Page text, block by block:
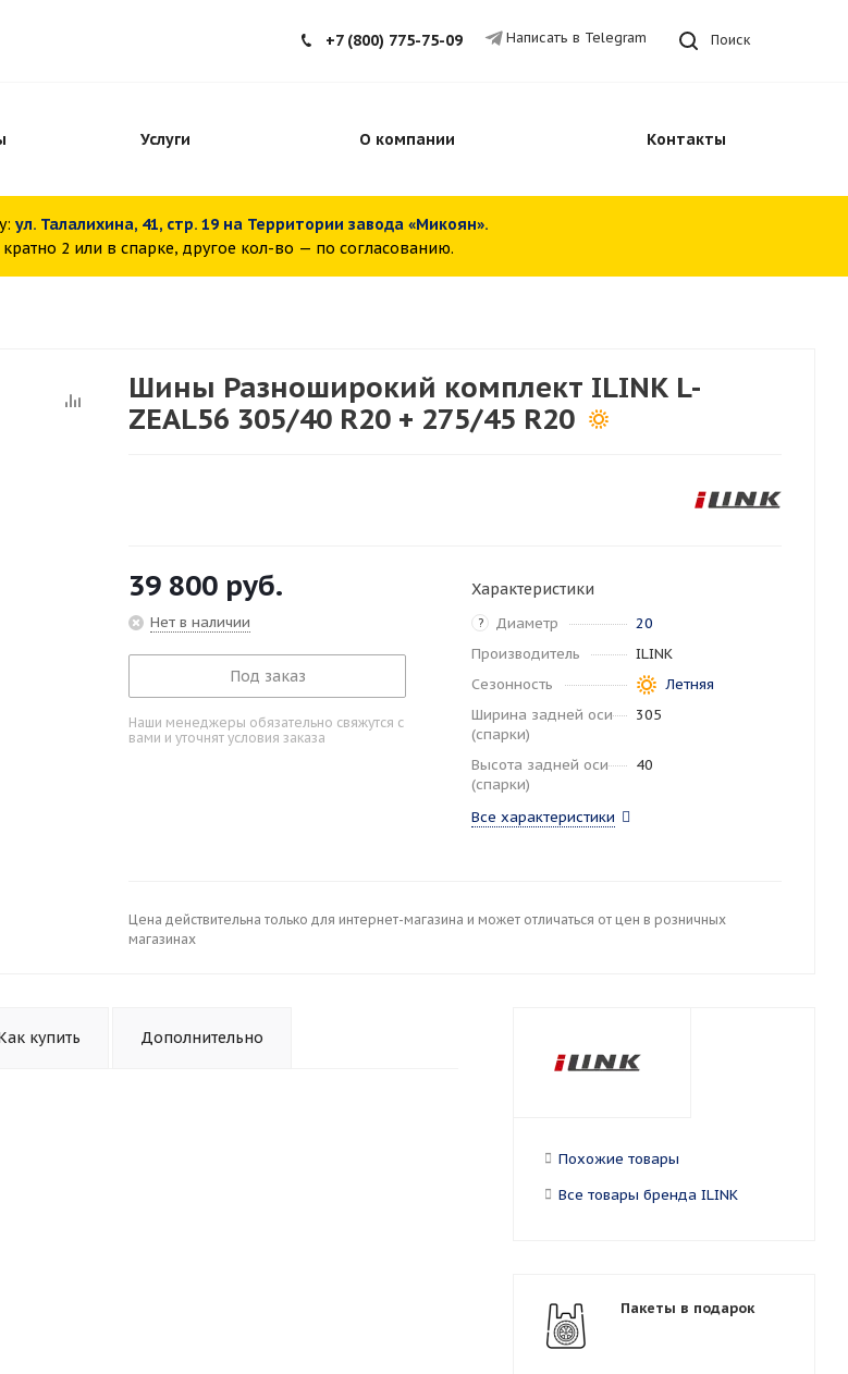
Поиск
+7 (800) 775-75-09 Написать в Telegram
Услуги О компании Контакты
ул. Талалихина, 41, стр. 19 на Территории завода «Микоян».
2 или в спарке, другое кол-во — по согласованию.
Шины Разноширокий комплект ILINK L-
ZEAL56 305/40 R20 + 275/45 R20
39 800 руб.
Нет в наличии
Под заказ
Наши менеджеры обязательно свяжутся с
вами и уточнят условия заказа
Характеристики
? Диаметр
20
Производитель
ILINK
Сезонность
Летняя
Ширина задней оси
(спарки)
305
Высота задней оси
(спарки)
40
Все характеристики
Цена действительна только для интернет-магазина и может отличаться от цен в розничных
магазинах
купить Дополнительно
Похожие товары
Все товары бренда ILINK
Пакеты в подарок